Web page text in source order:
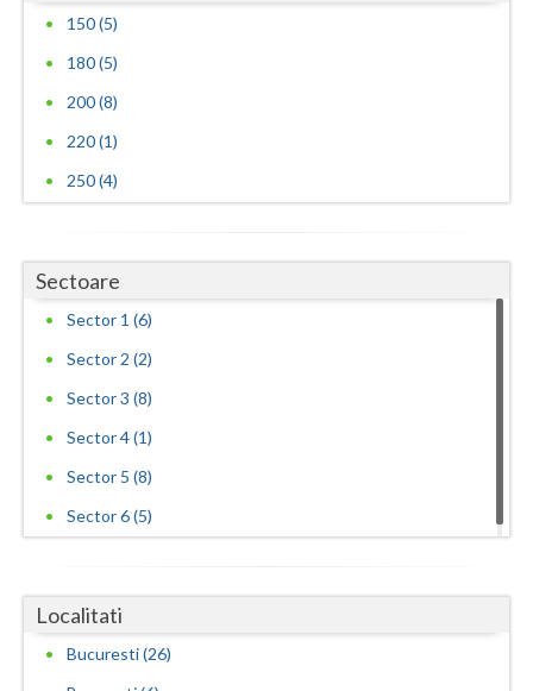
150 (5)
180 (5)
200 (8)
220 (1)
250 (4)
Sectoare
Sector 1 (6)
Sector 2 (2)
Sector 3 (8)
Sector 4 (1)
Sector 5 (8)
Sector 6 (5)
Localitati
Bucuresti (26)